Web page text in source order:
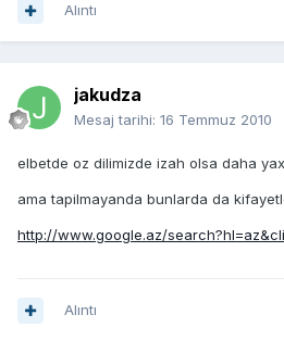
Alıntı
jakudza
Mesaj tarihi: 16 Temmuz 2010
elbetde oz dilimizde izah olsa daha
ama tapilmayanda bunlarda da
http://www.google.az/
Alıntı